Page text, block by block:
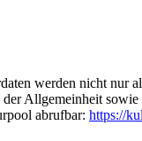
werden nicht nur
Allgemeinheit
abrufbar: https://